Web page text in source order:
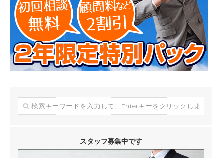
スタッフ募集中です